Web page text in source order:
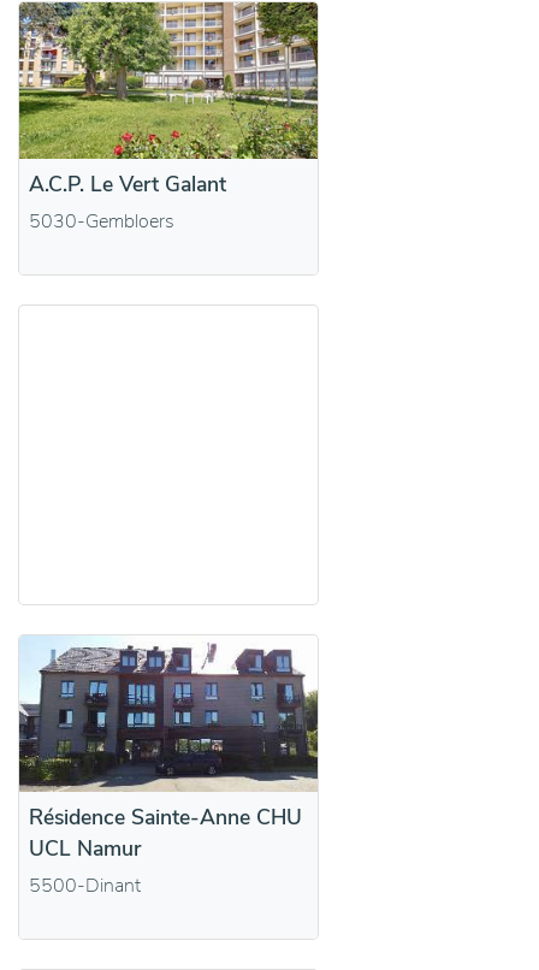
A.C.P. Le Vert Galant
5030-Gembloers
Résidence Sainte-Anne CHU
UCL Namur
5500-Dinant